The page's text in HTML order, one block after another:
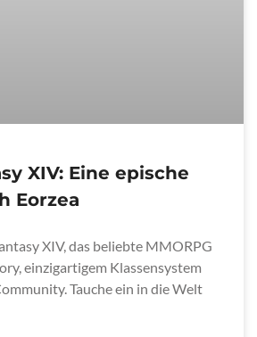
XIV: Eine epische
Eorzea
XIV, das beliebte MMORPG
einzigartigem Klassensystem
Tauche ein in die Welt